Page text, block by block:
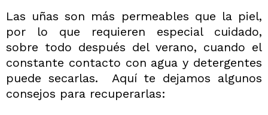
Las uñas son más permeables que la piel,
por lo que requieren especial cuidado,
sobre todo después del verano, cuando el
constante contacto con agua y detergentes
puede secarlas. Aquí te dejamos algunos
consejos para recuperarlas: